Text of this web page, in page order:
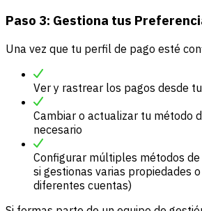
Paso 3: Gestiona tus
Una vez que tu perfil de pago esté
Ver y rastrear los pagos desde
Cambiar o actualizar tu método
necesario
Configurar múltiples métodos
si gestionas varias propiedades
diferentes cuentas)